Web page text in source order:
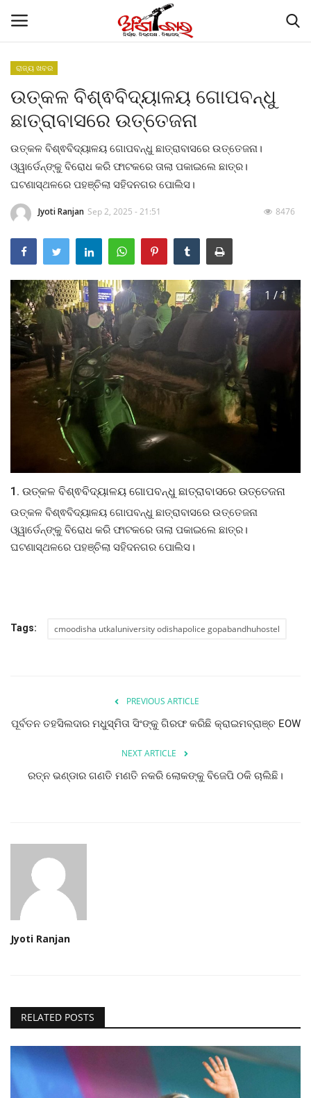
Home
ଗାଜା ଶାନ୍ତି ସମ୍ମିଳନୀରେ ମୋଦୀଙ୍କୁ ପ୍ରଶଂସା
କଲେ ଟ୍ରମ୍ପ
Contact
About
କାର୍ଟୁନ କର୍ଣ୍ଣର
Gallery
ରାଜନୀତି
ରାଜ୍ୟ ଖବର
ଜାତୀୟ ଖବର
ବିଶେଷ ଖବର
ସ୍ୱାସ୍ଥ୍ୟ ହିଁ ସମ୍ପଦ
ବେପାର ବଣିଜ
ଜାଣିବା କଥା
ଅଭୁଲା କଥା
English ଓଡିଆ
ରାଜ୍ୟ ଖବର
ଉତ୍କଳ ବିଶ୍ଵବିଦ୍ୟାଳୟ ଗୋପବନ୍ଧୁ
ଛାତ୍ରାବାସରେ ଉତ୍ତେଜନା
ଉତ୍କଳ ବିଶ୍ଵବିଦ୍ୟାଳୟ ଗୋପବନ୍ଧୁ ଛାତ୍ରାବାସରେ ଉତ୍ତେଜନା।
ଓ୍ୱାର୍ଡେନ୍‌ଙ୍କୁ ବିରୋଧ କରି ଫାଟକରେ ତାଲା ପକାଇଲେ ଛାତ୍ର।
ଘଟଣାସ୍ଥଳରେ ପହଞ୍ଚିଲା ସହିଦନଗର ପୋଲିସ।
Jyoti Ranjan Sep 2, 2025 - 21:51 8476
1 / 1
1. ଉତ୍କଳ ବିଶ୍ଵବିଦ୍ୟାଳୟ ଗୋପବନ୍ଧୁ ଛାତ୍ରାବାସରେ ଉତ୍ତେଜନା
ଉତ୍କଳ ବିଶ୍ଵବିଦ୍ୟାଳୟ ଗୋପବନ୍ଧୁ ଛାତ୍ରାବାସରେ ଉତ୍ତେଜନା
ଓ୍ୱାର୍ଡେନ୍‌ଙ୍କୁ ବିରୋଧ କରି ଫାଟକରେ ତାଲା ପକାଇଲେ ଛାତ୍ର।
ଘଟଣାସ୍ଥଳରେ ପହଞ୍ଚିଲା ସହିଦନଗର ପୋଲିସ।
Tags: cmoodisha utkaluniversity odishapolice gopabandhuhostel
PREVIOUS ARTICLE
ପୂର୍ବତନ ତହସିଲଦାର ମଧୁସ୍ମିତା ସିଂଙ୍କୁ ଗିରଫ କରିଛି କ୍ରାଇମବ୍ରାଞ୍ଚ EOW
NEXT ARTICLE
ରତ୍ନ ଭଣ୍ଡାର ଗଣତି ମଣତି ନକରି ଲୋକଙ୍କୁ ବିଜେପି ଠକି ଚାଲିଛି।
Jyoti Ranjan
RELATED POSTS